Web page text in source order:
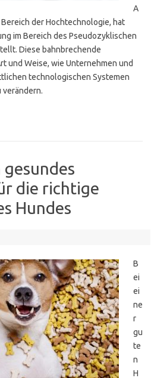
A
der Hochtechnologie, hat
im Bereich des Pseudozyklischen
Diese bahnbrechende
und Weise, wie Unternehmen und
technologischen Systemen
gesundes
die richtige
Hundes
B
ei
ei
ne
r
gu
te
n
H